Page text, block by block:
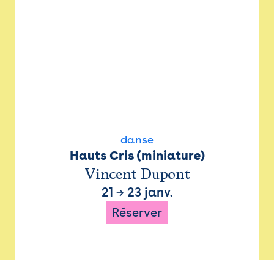
danse
Hauts Cris (miniature)
Vincent Dupont
21 → 23 janv.
Réserver